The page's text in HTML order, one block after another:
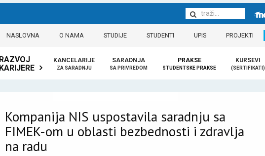
NASLOVNA O NAMA STUDIJE STUDENTI UPIS PROJEKTI
RAZVOJ
KARIJERE
KANCELARIJE
ZA SARADNJU
SARADNJA
SA PRIVREDOM
PRAKSE
STUDENTSKE PRAKSE
KURSEVI
(SERTIFIKATI)
Kompanija NIS uspostavila saradnju sa
FIMEK-om u oblasti bezbednosti i zdravlja
na radu